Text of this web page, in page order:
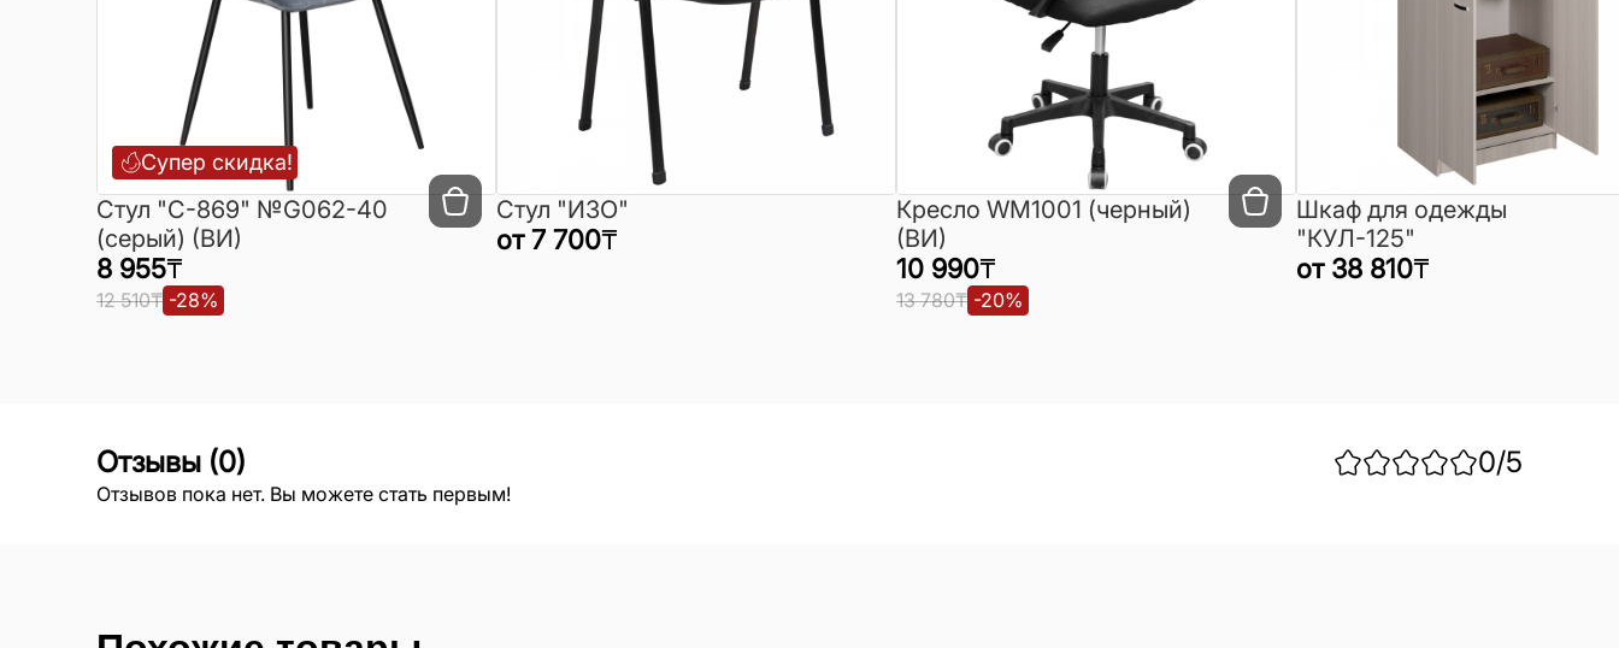
Супер скидка!
Cтул "C-869" №G062-40
(серый) (ВИ)
8 955₸
12 510₸ -28%
Стул "ИЗО"
от 7 700₸
Кресло WM1001 (черный)
(ВИ)
10 990₸
13 780₸ -20%
Шкаф для одежды
"КУЛ-125"
от 38 810₸
Отзывы (0) 0/5
Отзывов пока нет. Вы можете стать первым!